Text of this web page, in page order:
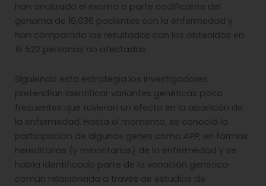
han analizado el exoma o parte codificante del
genoma de 16,036 pacientes con la enfermedad y
han comparado los resultados con los obtenidos en
16 522 personas no afectadas.
Siguiendo esta estrategia los investigadores
pretendían identificar variantes genéticas poco
frecuentes que tuvieran un efecto en la aparición de
la enfermedad. Hasta el momento, se conocía la
participación de algunos genes como APP, en formas
hereditarias (y minoritarias) de la enfermedad y se
había identificado parte de la variación genética
común relacionada a través de estudios de